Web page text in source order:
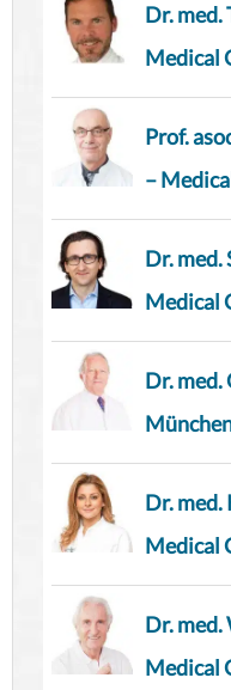
Dr. med.
Medical
Prof.
–
Dr. med.
Medical
Dr.
Dr.
Medical
Dr.
Medical